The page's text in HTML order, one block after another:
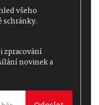
všeho
schránky.
zpracování
novinek a